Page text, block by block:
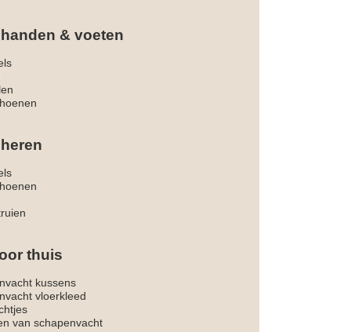
& voeten
thuis
kussens
vloerkleed
van schapenvacht